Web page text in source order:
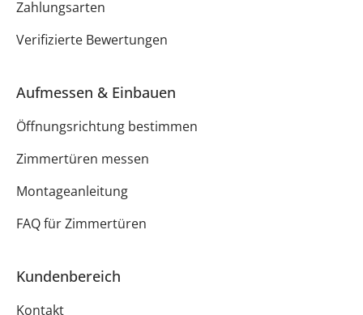
Zahlungsarten
Verifizierte Bewertungen
Aufmessen & Einbauen
Öffnungsrichtung bestimmen
Zimmertüren messen
Montageanleitung
FAQ für Zimmertüren
Kundenbereich
Kontakt